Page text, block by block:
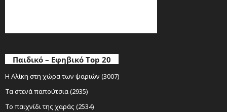
Παιδικό – Εφηβικό Top 20
Η Αλίκη στη χώρα των ψαριών (3007)
Τα στενά παπούτσια (2935)
Το παιχνίδι της χαράς (2534)